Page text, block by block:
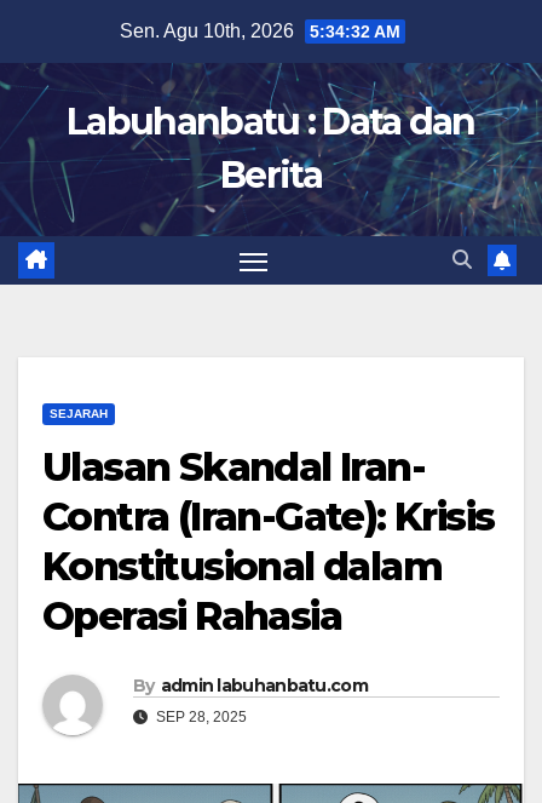
content
Sen. Agu 10th, 2026 5:34:33 AM
Labuhanbatu : Data dan
Berita
SEJARAH
Ulasan Skandal Iran-
Contra (Iran-Gate): Krisis
Konstitusional dalam
Operasi Rahasia
By admin labuhanbatu.com
SEP 28, 2025